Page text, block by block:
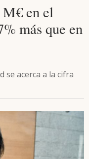
en el
más que en
se acerca a la cifra